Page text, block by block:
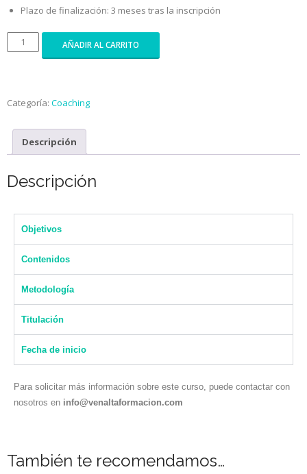
Plazo de finalización: 3 meses tras la inscripción
AÑADIR AL CARRITO
Categoría: Coaching
Descripción
Descripción
Objetivos
Contenidos
Metodología
Titulación
Fecha de inicio
Para solicitar más información sobre este curso, puede contactar con
nosotros en info@venaltaformacion.com
También te recomendamos…